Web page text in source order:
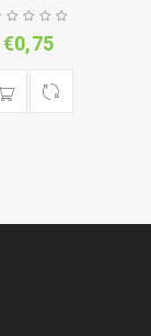
€0,75